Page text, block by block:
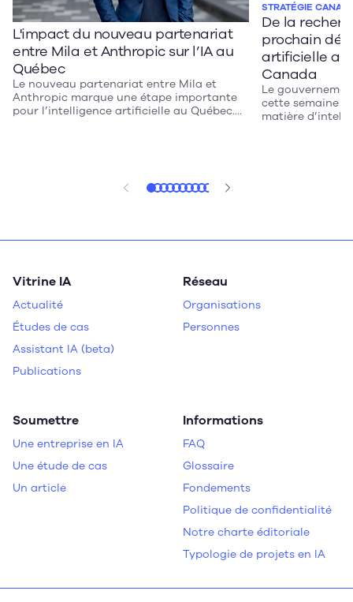
L'impact du nouveau partenariat
entre Mila et Anthropic sur l’IA au
Québec
Le nouveau partenariat entre Mila et
Anthropic marque une étape importante
pour l’intelligence artificielle au Québec.
secteurs clés comme la santé, la robotique
combler l’écart entre les découvertes
STRATÉGIE
De la
prochain défi
artificielle au
Canada
Le
cette semaine
matière
Vitrine IA
Actualité
Études de cas
Assistant IA (beta)
Publications
Réseau
Organisations
Personnes
Soumettre
Une entreprise en IA
Une étude de cas
Un article
Informations
FAQ
Glossaire
Fondements
Politique de confidentialité
Notre charte éditoriale
Typologie de projets en IA